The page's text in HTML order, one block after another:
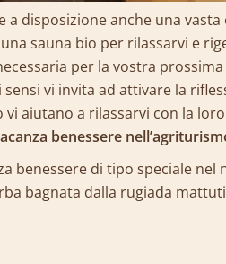
a disposizione anche una
sauna bio per rilassarvi e
per la vostra
vi invita ad attivare la
aiutano a rilassarvi con la
benessere
benessere di tipo speciale nel
bagnata dalla rugiada